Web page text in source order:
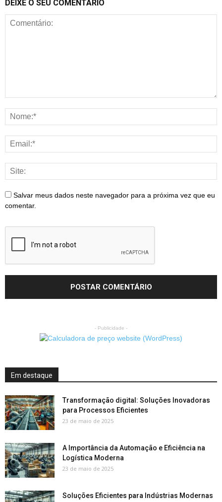
DEIXE O SEU COMENTÁRIO
Salvar meus dados neste navegador para a próxima vez que eu
comentar.
- Publicidade -
Em destaque
Transformação digital: Soluções Inovadoras
para Processos Eficientes
23 de maio de 2025
A Importância da Automação e Eficiência na
Logística Moderna
23 de maio de 2025
Soluções Eficientes para Indústrias Modernas